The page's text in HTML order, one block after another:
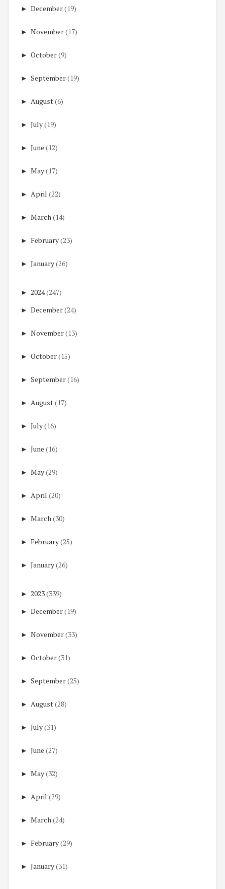
► December(19)
► November(17)
► October(9)
► September(19)
► August(6)
► July(19)
► June (12)
► May(17)
► April (22)
► March(14)
► February(23)
► January(26)
► 2024(247)
► December(24)
► November(13)
► October(15)
► September(16)
► August(17)
► July(16)
► June (16)
► May(29)
► April (20)
► March(30)
► February(25)
► January(26)
► 2023(339)
► December(19)
► November(33)
► October(31)
► September(25)
► August(28)
► July(31)
► June (27)
► May(32)
► April (29)
► March(24)
► February(29)
► January(31)